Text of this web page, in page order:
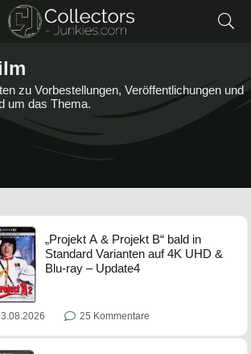
zu Vorbestellungen, Veröffentlichungen und
um das Thema.
„Projekt A & Projekt B“ bald in
Standard Varianten auf 4K UHD &
Blu-ray – Update4
3.08.2026 25 Kommentare